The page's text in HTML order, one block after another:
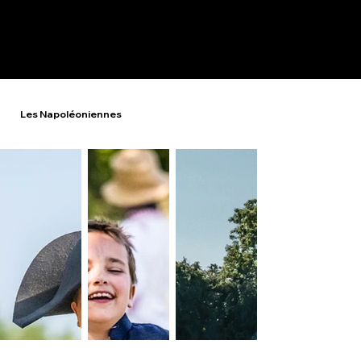
Les Napoléoniennes